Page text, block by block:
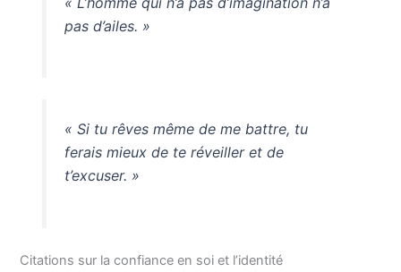
pas d’ailes. »
« Si tu rêves même de me battre, tu
ferais mieux de te réveiller et de
t’excuser. »
Citations sur la confiance en soi et l’identité